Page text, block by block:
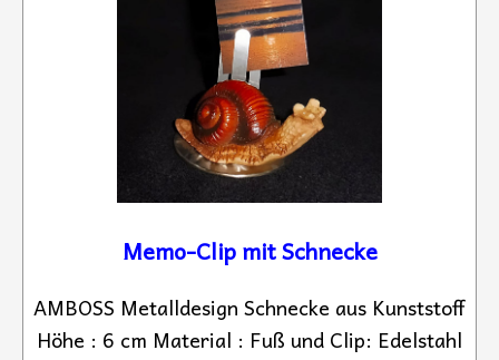
Memo-Clip mit Schnecke
AMBOSS Metalldesign Schnecke aus Kunststoff
Höhe : 6 cm Material : Fuß und Clip: Edelstahl